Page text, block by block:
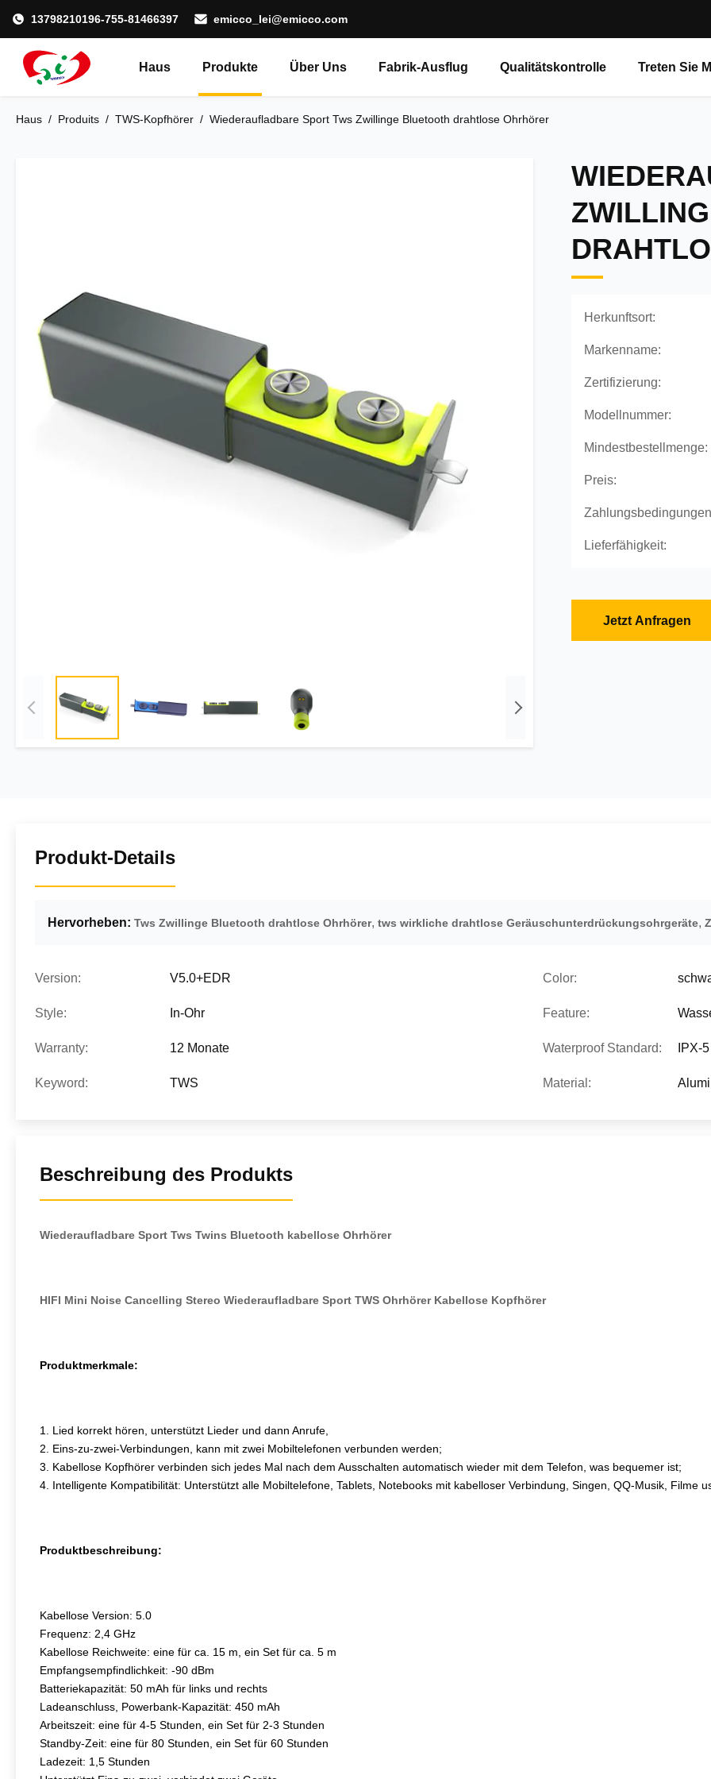
13798210196-755-81466397 emicco_lei@emicco.com
Haus Produkte Über Uns Fabrik-Ausflug Qualitätskontrolle Treten Sie
Haus / Produits / TWS-Kopfhörer / Wiederaufladbare Sport Tws Zwillinge Bluetooth drahtlose Ohrhörer
Herkunftsort:
Markenname:
Zertifizierung:
Modellnummer:
Mindestbestellmenge:
Preis:
Lieferfähigkeit:
Jetzt Anfragen
Produkt-Details
Hervorheben: Tws Zwillinge Bluetooth drahtlose Ohrhörer, tws wirkliche drahtlose Geräuschunterdrückungsohrgeräte,
Version: V5.0+EDR Color:
Style: In-Ohr Feature:
Warranty: 12 Monate Waterproof Standard: IPX-5
Keyword: TWS Material:
Beschreibung des Produkts
Wiederaufladbare Sport Tws Twins Bluetooth kabellose Ohrhörer
HIFI Mini Noise Cancelling Stereo Wiederaufladbare Sport TWS Ohrhörer Kabellose Kopfhörer
Produktmerkmale:
1. Lied korrekt hören, unterstützt Lieder und dann Anrufe,
2. Eins-zu-zwei-Verbindungen, kann mit zwei Mobiltelefonen verbunden werden;
3. Kabellose Kopfhörer verbinden sich jedes Mal nach dem Ausschalten automatisch wieder mit dem Telefon, was bequemer ist;
4. Intelligente Kompatibilität: Unterstützt alle Mobiltelefone, Tablets, Notebooks mit kabelloser Verbindung, Singen, QQ-Musik, Filme
Produktbeschreibung:
Kabellose Version: 5.0
Frequenz: 2,4 GHz
Kabellose Reichweite: eine für ca. 15 m, ein Set für ca. 5 m
Empfangsempfindlichkeit: -90 dBm
Batteriekapazität: 50 mAh für links und rechts
Ladeanschluss, Powerbank-Kapazität: 450 mAh
Arbeitszeit: eine für 4-5 Stunden, ein Set für 2-3 Stunden
Standby-Zeit: eine für 80 Stunden, ein Set für 60 Stunden
Ladezeit: 1,5 Stunden